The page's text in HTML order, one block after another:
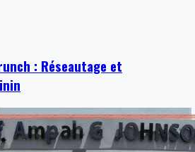
: Réseautage et